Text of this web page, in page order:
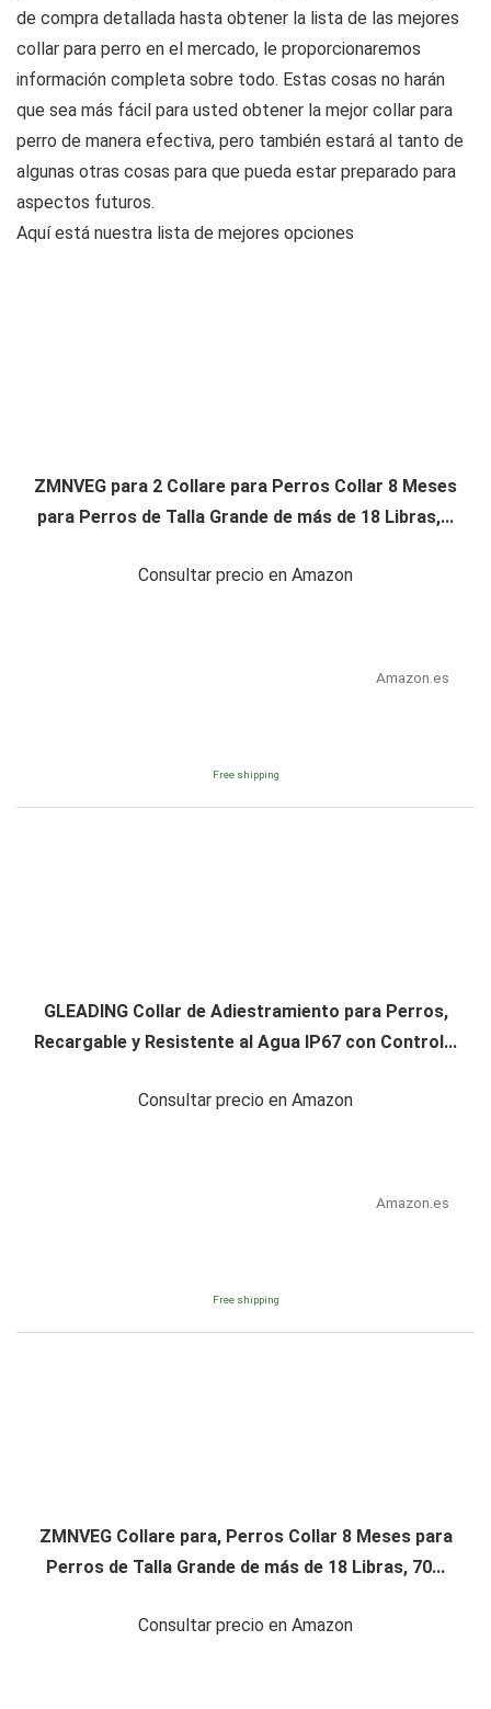
de compra detallada hasta obtener la lista de las mejores
collar para perro en el mercado, le proporcionaremos
información completa sobre todo. Estas cosas no harán
que sea más fácil para usted obtener la mejor collar para
perro de manera efectiva, pero también estará al tanto de
algunas otras cosas para que pueda estar preparado para
aspectos futuros.
Aquí está nuestra lista de mejores opciones
ZMNVEG para 2 Collare para Perros Collar 8 Meses
para Perros de Talla Grande de más de 18 Libras,...
Consultar precio en Amazon
Amazon.es
Free shipping
GLEADING Collar de Adiestramiento para Perros,
Recargable y Resistente al Agua IP67 con Control...
Consultar precio en Amazon
Amazon.es
Free shipping
ZMNVEG Collare para, Perros Collar 8 Meses para
Perros de Talla Grande de más de 18 Libras, 70...
Consultar precio en Amazon